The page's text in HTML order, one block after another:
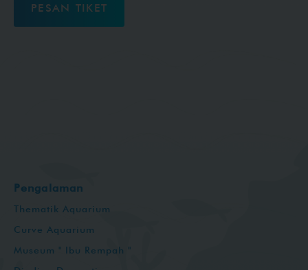
PESAN TIKET
Pengalaman
Thematik Aquarium
Curve Aquarium
Museum " Ibu Rempah "